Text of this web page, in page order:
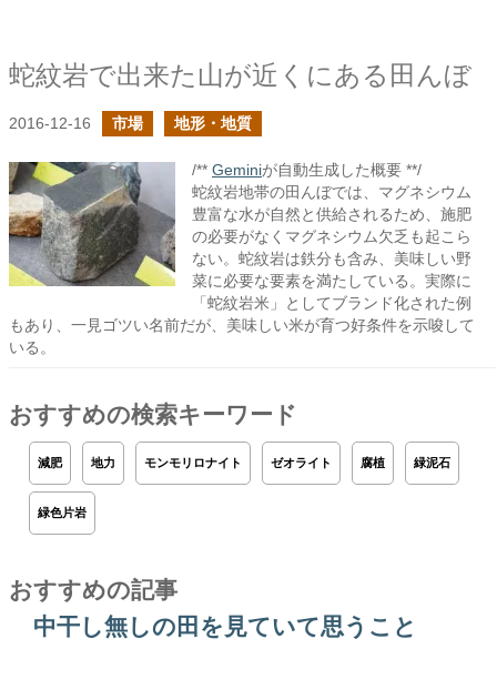
蛇紋岩で出来た山が近くにある田んぼ
2016-12-16 市場 地形・地質
/** Geminiが自動生成した概要 **/
蛇紋岩地帯の田んぼでは、マグネシウム
豊富な水が自然と供給されるため、施肥
の必要がなくマグネシウム欠乏も起こら
ない。蛇紋岩は鉄分も含み、美味しい野
菜に必要な要素を満たしている。実際に
「蛇紋岩米」としてブランド化された例
もあり、一見ゴツい名前だが、美味しい米が育つ好条件を示唆して
いる。
おすすめの検索キーワード
減肥 地力 モンモリロナイト ゼオライト 腐植 緑泥石
緑色片岩
おすすめの記事
中干し無しの田を見ていて思うこと